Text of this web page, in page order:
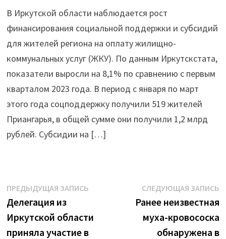
стало
больше
в
Иркутской
области"
В Иркутской области наблюдается рост
финансирования социальной поддержки и субсидий
для жителей региона на оплату жилищно-
коммунальных услуг (ЖКУ). По данным Иркутскстата,
показатели выросли на 8,1% по сравнению с первым
кварталом 2023 года. В период с января по март
этого года соцподдержку получили 519 жителей
Приангарья, в общей сумме они получили 1,2 млрд
рублей. Субсидии на […]
Навигация
по
записям
ПРЕДЫДУЩАЯ ЗАПИСЬПредыдущая
Делегация из
Иркутской области
приняла участие в
СЛЕДУЮЩАЯ ЗАПИСЬ
Ранее неизвестная
муха-кровососка
обнаружена в